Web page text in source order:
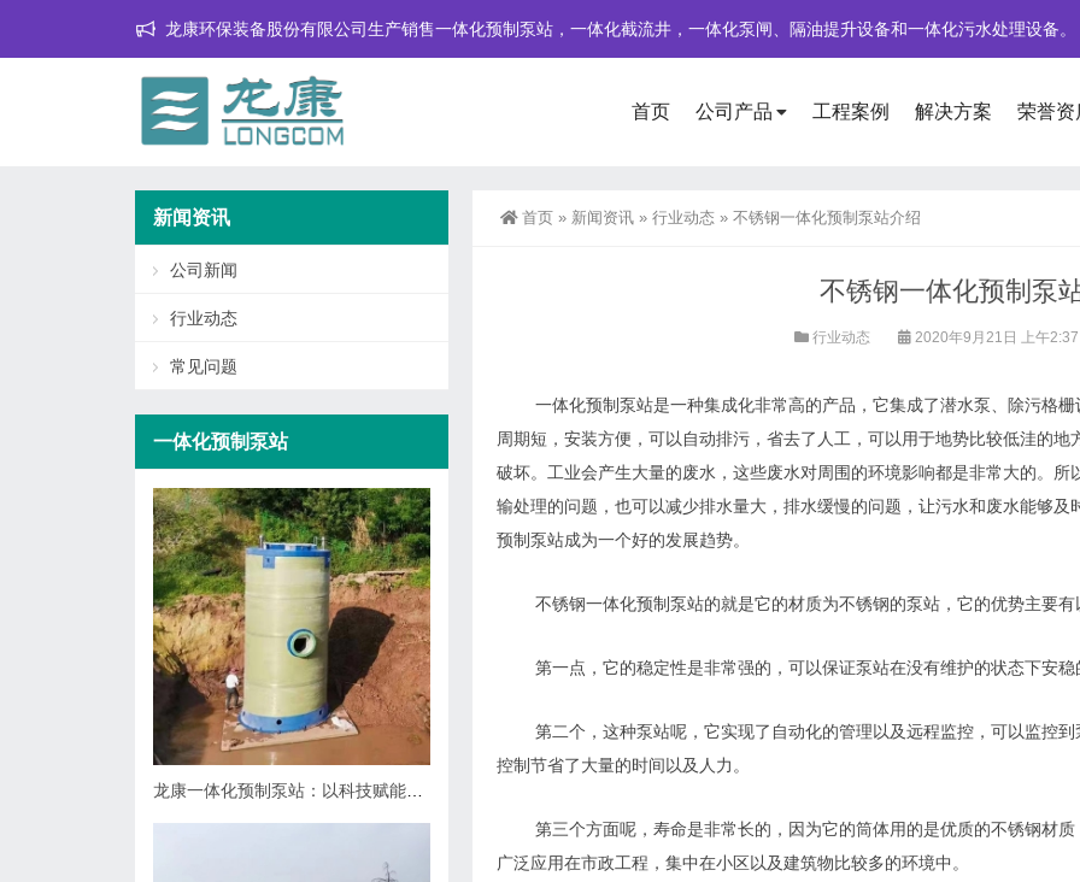
龙康环保装备股份有限公司生产销售一体化预制泵站，一体化截流井，一体化泵闸、隔油提升设备和一体化污水处理设备。
首页 公司产品 工程案例 解决方案 荣誉资
首页 » 新闻资讯 » 行业动态 » 不锈钢一体化预制泵站介绍
不锈钢一体化预制泵
行业动态 2020年9月21日 上午
一体化预制泵站是一种集成化非常高的产品，它集成了潜水泵 、
除污格栅
周期短，安装方便，可以自动排污，省去了人工，可以用于地势比较低洼的
破坏。 工业会产生大量的废水，这些废水对周围的环境影响都是非常大的。所
输处理的问题，也可以减少排水量大，排水缓慢的问题，让污水和废水能够及
预制泵站成为一个好的发展趋势。
不锈钢一体化预制泵站的就是它的材质为不锈钢的泵站，它的优势主要有
第一点，它的稳定性是非常强的，可以保证泵站在没有维护的状态下安稳
第二个，这种泵站呢，它实现了自动化的管理以及远程监控，可以监控
控制节省了大量的时间以及人力。
第三个方面呢，寿命是非常长的，因为它的筒体用的是优质的不锈钢材质
广泛应用在市政工程 ， 集中在小区以及建筑物比较多的环境中。
新闻资讯
公司新闻
行业动态
常见问题
一体化预制泵站